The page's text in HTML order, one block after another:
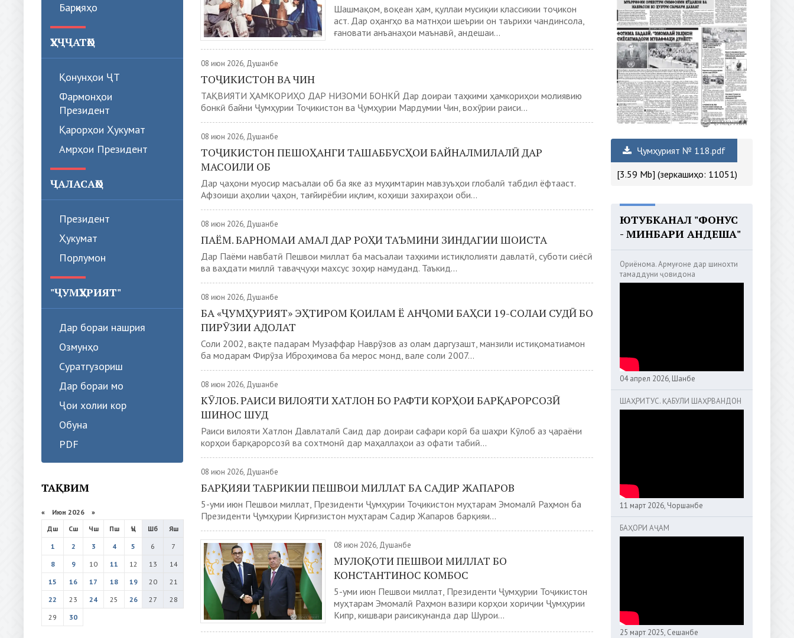
Барқияҳо
ҲУҶҶАТҲО
Қонунҳои ҶТ
Фармонҳои
Президент
Қарорҳои Ҳукумат
Амрҳои Президент
ҶАЛАСАҲО
Президент
Ҳукумат
Порлумон
"ҶУМҲУРИЯТ"
Дар бораи нашрия
Озмунҳо
Суратгузориш
Дар бораи мо
Ҷои холии кор
Обуна
PDF
ТАҚВИМ
« Июн 2026 »
Дш
Сш Чш Пш Ҷъ Шб
Яш
1
2 3 4 5 6
7
8
9 10 11 12 13
14
15
16 17 18 19 20
21
22
23 24 25 26 27
28
29
30
Шашмақом, воқеан ҳам, қуллаи мусиқии классикии тоҷикон
аст. Дар оҳангҳо ва матнҳои шеърии он таърихи чандинсола,
ғановати анъанаҳои маънавӣ, андешаи...
08 июн 2026, Душанбе
ТОҶИКИСТОН ВА ЧИН
ТАҚВИЯТИ ҲАМКОРИҲО ДАР НИЗОМИ БОНКӢ Дар доираи таҳкими ҳамкориҳои молиявию
бонкӣ байни Ҷумҳурии Тоҷикистон ва Ҷумҳурии Мардумии Чин, вохӯрии раиси...
08 июн 2026, Душанбе
ТОҶИКИСТОН ПЕШОҲАНГИ ТАШАББУСҲОИ БАЙНАЛМИЛАЛӢ ДАР
МАСОИЛИ ОБ
Дар ҷаҳони муосир масъалаи об ба яке аз муҳимтарин мавзуъҳои глобалӣ табдил ёфтааст.
Афзоиши аҳолии ҷаҳон, тағйирёбии иқлим, коҳиши захираҳои оби...
08 июн 2026, Душанбе
ПАЁМ. БАРНОМАИ АМАЛ ДАР РОҲИ ТАЪМИНИ ЗИНДАГИИ ШОИСТА
Дар Паёми навбатӣ Пешвои миллат ба масъалаи таҳкими истиқлолияти давлатӣ, суботи сиёсӣ
ва ваҳдати миллӣ таваҷҷуҳи махсус зоҳир намуданд. Таъкид...
08 июн 2026, Душанбе
БА «ҶУМҲУРИЯТ» ЭҲТИРОМ ҚОИЛАМ Ё АНҶОМИ БАҲСИ 19-СОЛАИ СУДӢ БО
ПИРӮЗИИ АДОЛАТ
Соли 2002, вақте падарам Музаффар Наврӯзов аз олам даргузашт, манзили истиқоматиамон
ба модарам Фирӯза Иброҳимова ба мерос монд, вале соли 2007...
08 июн 2026, Душанбе
КӮЛОБ. РАИСИ ВИЛОЯТИ ХАТЛОН БО РАФТИ КОРҲОИ БАРҚАРОРСОЗӢ
ШИНОС ШУД
Раиси вилояти Хатлон Давлаталӣ Саид дар доираи сафари корӣ ба шаҳри Кӯлоб аз ҷараёни
корҳои барқарорсозӣ ва сохтмонӣ дар маҳаллаҳои аз офати табиӣ...
08 июн 2026, Душанбе
БАРҚИЯИ ТАБРИКИИ ПЕШВОИ МИЛЛАТ БА САДИР ЖАПАРОВ
5-уми июн Пешвои миллат, Президенти Ҷумҳурии Тоҷикистон муҳтарам Эмомалӣ Раҳмон ба
Президенти Ҷумҳурии Қирғизистон муҳтарам Садир Жапаров барқияи...
08 июн 2026, Душанбе
МУЛОҚОТИ ПЕШВОИ МИЛЛАТ БО
КОНСТАНТИНОС КОМБОС
5-уми июн Пешвои миллат, Президенти Ҷумҳурии Тоҷикистон
муҳтарам Эмомалӣ Раҳмон вазири корҳои хориҷии Ҷумҳурии
Кипр, кишвари раисикунанда дар Шурои...
Ҷумҳурият № 118.pdf
[3.59 Mb] (зеркашиҳо: 11051)
ЮТУБКАНАЛ "ФОНУС
- МИНБАРИ АНДЕША"
Ориёнома. Армуғоне дар шинохти
тамаддуни ҷовидона
04 апрел 2026, Шанбе
ШАҲРИТУС. ҚАБУЛИ ШАҲРВАНДОН
11 март 2026, Чоршанбе
БАҲОРИ АҶАМ
25 март 2025, Сешанбе